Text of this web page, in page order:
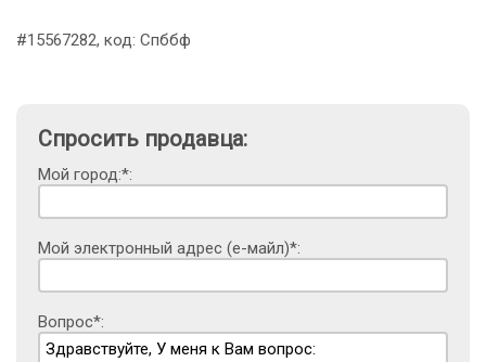
#15567282, код: Спббф
Спросить продавца:
Мой город:*:
Мой электронный адрес (е-майл)*:
Вопрос*: